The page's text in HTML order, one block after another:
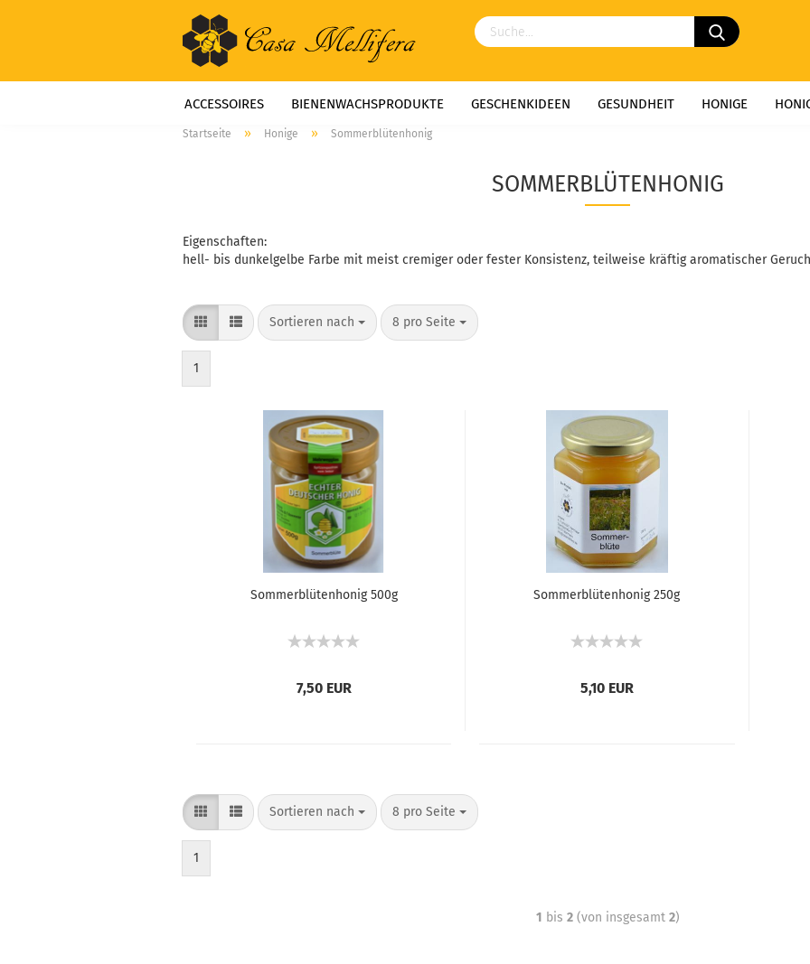
ACCESSOIRES BIENENWACHSPRODUKTE GESCHENKIDEEN GESUNDHEIT HONIGE
BESTÄUBUNGSIMKEREI GESUNDHEIT AUS DEM BIENENVOLK
Startseite » Honige » Sommerblütenhonig
SOMMERBLÜTENHONIG
Eigenschaften:
hell- bis dunkelgelbe Farbe mit meist cremiger oder fester Konsistenz, teilweise kräftig aromatischer
Sortieren nach 8 pro Seite
1
Som­mer­blü­ten­ho­nig 500g
7,50 EUR
Som­mer­blü­ten­ho­nig 250g
5,10 EUR
Sortieren nach 8 pro Seite
1
1 bis 2(von insgesamt 2)